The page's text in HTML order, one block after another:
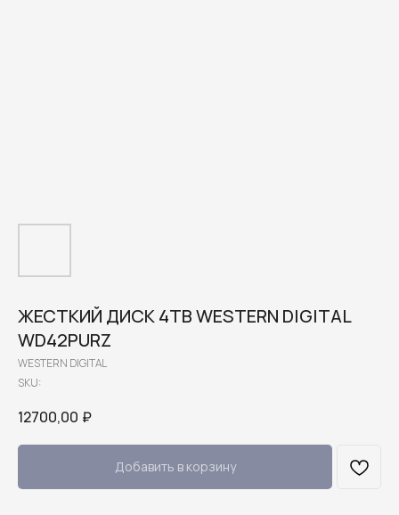
ЖЕСТКИЙ ДИСК 4TB WESTERN DIGITAL
WD42PURZ
WESTERN DIGITAL
SKU:
12700,00 ₽
Добавить в корзину